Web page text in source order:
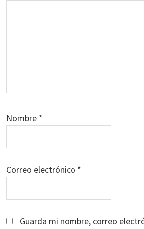
Nombre *
Correo electrónico *
Guarda mi nombre, correo